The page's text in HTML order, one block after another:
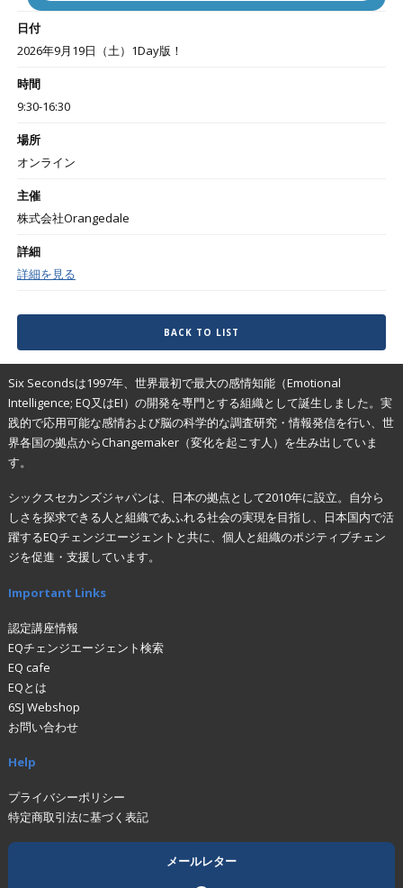
日付
2026年9月19日（土）1Day版！
時間
9:30-16:30
場所
オンライン
主催
株式会社Orangedale
詳細
詳細を見る
BACK TO LIST
Six Secondsは1997年、世界最初で最大の感情知能（Emotional
Intelligence; EQ又はEI）の開発を専門とする組織として誕生しました。実
践的で応用可能な感情および脳の科学的な調査研究・情報発信を行い、世
界各国の拠点からChangemaker（変化を起こす人）を生み出していま
す。
シックスセカンズジャパンは、日本の拠点として2010年に設立。自分ら
しさを探求できる人と組織であふれる社会の実現を目指し、日本国内で活
躍するEQチェンジエージェントと共に、個人と組織のポジティブチェン
ジを促進・支援しています。
Important Links
認定講座情報
EQチェンジエージェント検索
EQ cafe
EQとは
6SJ Webshop
お問い合わせ
Help
プライバシーポリシー
特定商取引法に基づく表記
メールレター